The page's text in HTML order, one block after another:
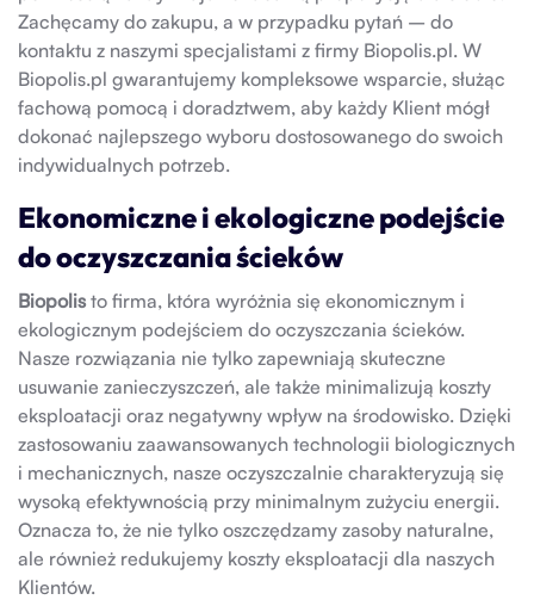
Zachęcamy do zakupu, a w przypadku pytań – do
kontaktu z naszymi specjalistami z firmy Biopolis.pl. W
Biopolis.pl gwarantujemy kompleksowe wsparcie, służąc
fachową pomocą i doradztwem, aby każdy Klient mógł
dokonać najlepszego wyboru dostosowanego do swoich
indywidualnych potrzeb.
Ekonomiczne i ekologiczne podejście
do oczyszczania ścieków
Biopolisto firma, która wyróżnia się ekonomicznym i
ekologicznym podejściem do oczyszczania ścieków.
Nasze rozwiązania nie tylko zapewniają skuteczne
usuwanie zanieczyszczeń, ale także minimalizują koszty
eksploatacji oraz negatywny wpływ na środowisko. Dzięki
zastosowaniu zaawansowanych technologii biologicznych
i mechanicznych, nasze oczyszczalnie charakteryzują się
wysoką efektywnością przy minimalnym zużyciu energii.
Oznacza to, że nie tylko oszczędzamy zasoby naturalne,
ale również redukujemy koszty eksploatacji dla naszych
Klientów.